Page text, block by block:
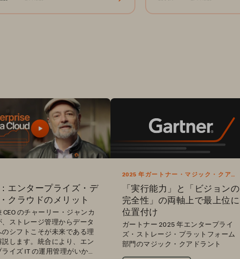
エンタープライズ・デ
クラウドのメリット
CEO のチャーリー・ジャンカ
、ストレージ管理からデータ
のシフトこそが未来である理
説します。統合により、エン
ライズ IT の運用管理がいかに
2025 年ガートナー・マジック・クアド
「実行能力」と「ビジョンの
完全性」の両軸上で最上位に
位置付け
ガートナー 2025 年エンタープライ
ズ・ストレージ・プラットフォーム
部門のマジック・クアドラント